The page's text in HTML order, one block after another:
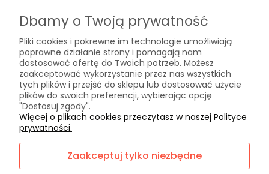
Formy płatności
Czas i koszty dostawy
Czas realizacji zamówienia
Informacje
Polityka prywatności
Jak kupować?
O nas
Kontakt i dane firmy
Dbamy o Twoją prywatność
Pliki cookies i pokrewne im technologie umożliwiają
poprawne działanie strony i pomagają nam
dostosować ofertę do Twoich potrzeb. Możesz
zaakceptować wykorzystanie przez nas wszystkich
tych plików i przejść do sklepu lub dostosować użycie
plików do swoich preferencji, wybierając opcję
"Dostosuj zgody".
Więcej o plikach cookies przeczytasz w naszej Polityce
prywatności.
Zaakceptuj tylko niezbędne